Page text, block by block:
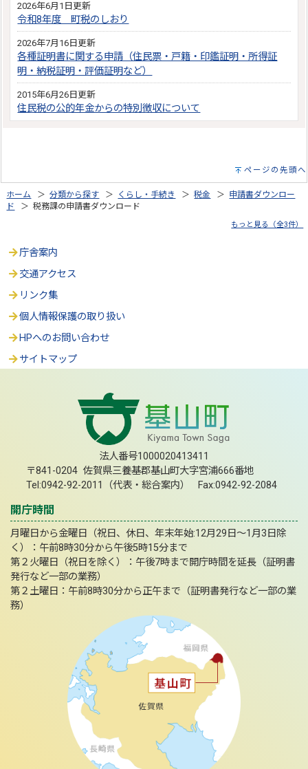
2026年6月1日更新
令和8年度 町税のしおり
2026年7月16日更新
各種証明書に関する申請（住民票・戸籍・印鑑証明・所得証
明・納税証明・評価証明など）
2015年6月26日更新
住民税の公的年金からの特別徴収について
ページの先頭へ
ホーム ＞分類から探す ＞ くらし・手続き ＞税金 ＞ 申請書ダウンロー
ド
＞ 税務課の申請書ダウンロード
もっと見る（全3件）
庁舎案内
交通アクセス
リンク集
個人情報保護の取り扱い
HPへのお問い合わせ
サイトマップ
法人番号1000020413411
〒841-0204 佐賀県三養基郡基山町大字宮浦666番地
Tel:0942-92-2011（代表・総合案内） Fax:0942-92-2084
開庁時間
月曜日から金曜日（祝日、休日、年末年始:12月29日～1月3日除
く）：午前8時30分から午後5時15分まで
第２火曜日（祝日を除く）：午後7時まで開庁時間を延長（証明書
発行など一部の業務）
第２土曜日：午前8時30分から正午まで（証明書発行など一部の業
務）